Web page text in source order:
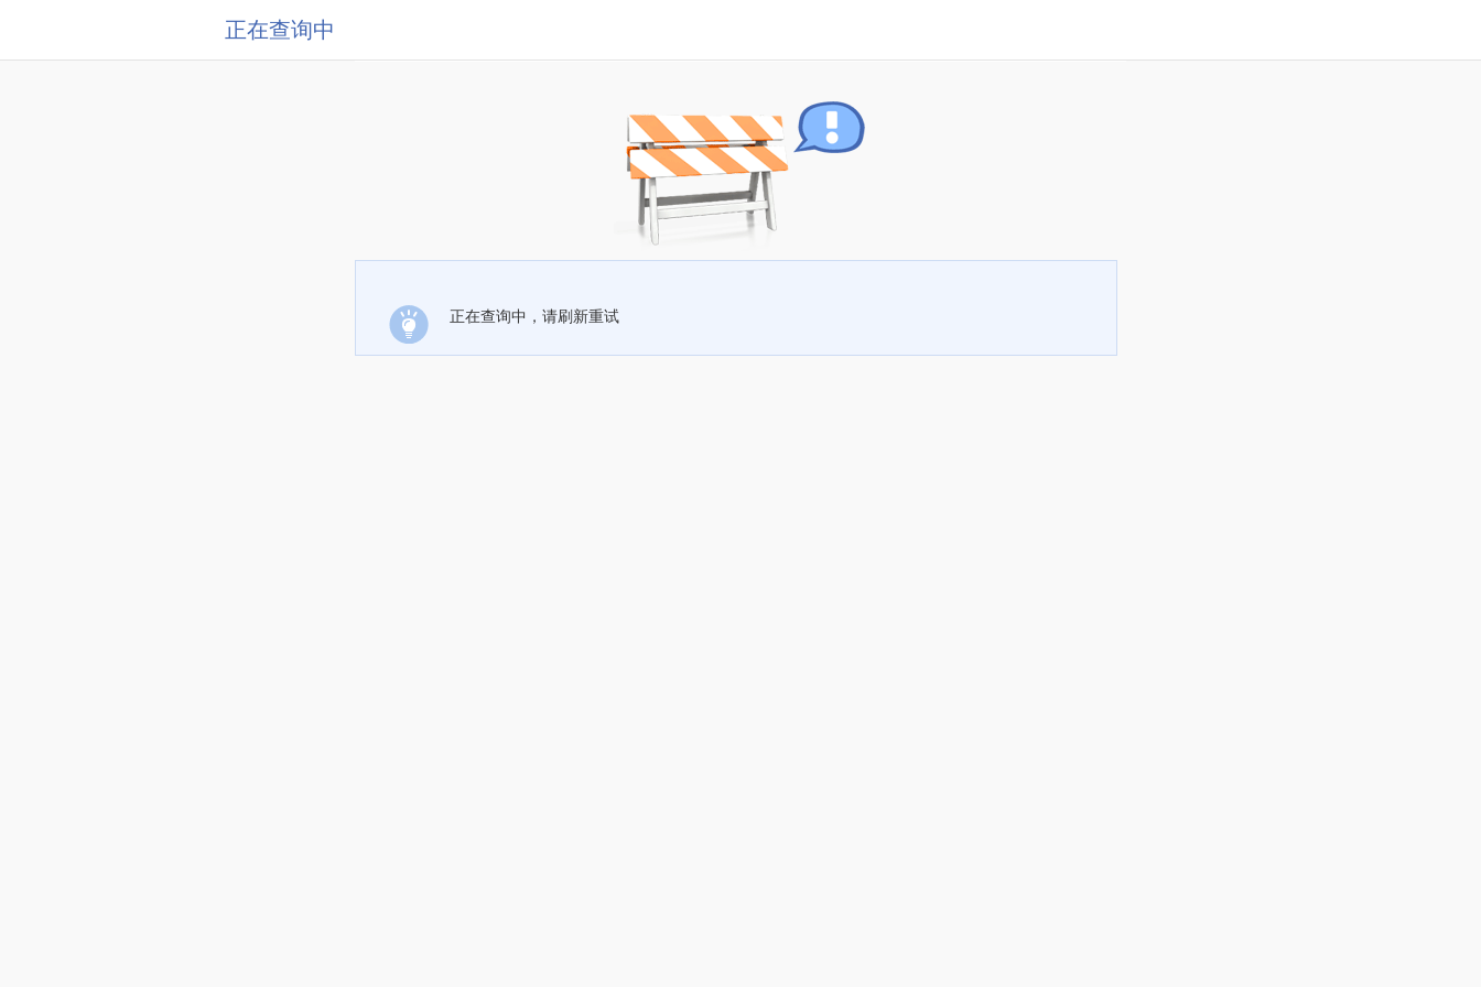
正在查询中
正在查询中，请刷新重试